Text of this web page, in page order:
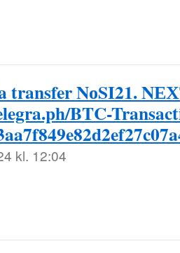
transfer NоSI21.
BTC-
kl. 12:04